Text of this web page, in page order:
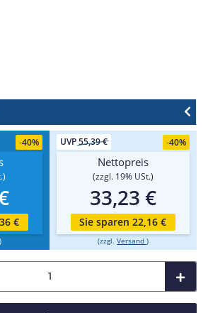
-40%
€
)
UVP55,39 € -40%
Nettopreis
(zzgl. 19% USt.)
33,23 €
Sie sparen 22,16 €
(zzgl. Versand )